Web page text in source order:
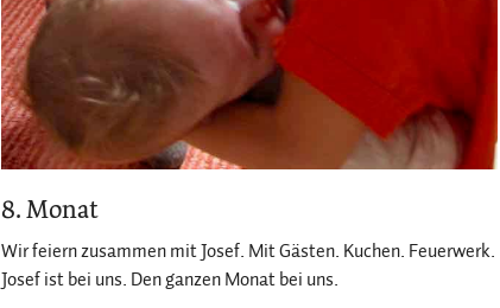
8. Monat
Wir feiern zusammen mit Josef. Mit Gästen. Kuchen. Feuerwerk.
Josef ist bei uns. Den ganzen Monat bei uns.